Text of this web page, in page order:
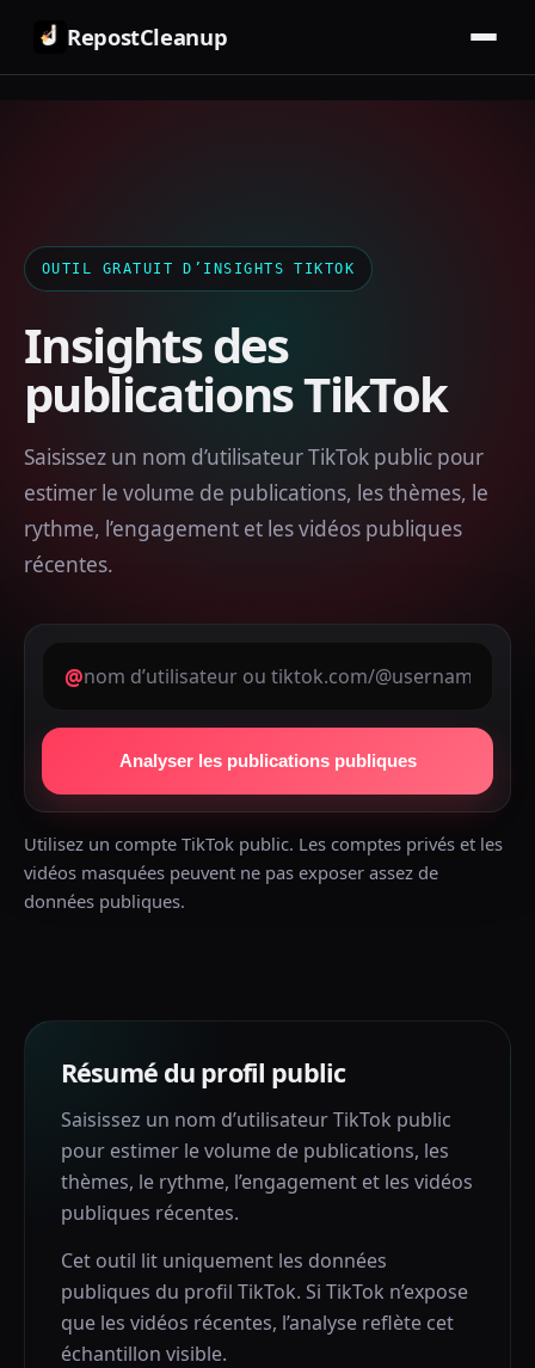
RepostCleanup
OUTIL GRATUIT D’INSIGHTS TIKTOK
Insights des
publications TikTok
Saisissez un nom d’utilisateur TikTok public pour
estimer le volume de publications, les thèmes, le
rythme, l’engagement et les vidéos publiques
récentes.
@
Analyser les publications publiques
Utilisez un compte TikTok public. Les comptes privés et les
vidéos masquées peuvent ne pas exposer assez de
données publiques.
Résumé du profil public
Saisissez un nom d’utilisateur TikTok public
pour estimer le volume de publications, les
thèmes, le rythme, l’engagement et les vidéos
publiques récentes.
Cet outil lit uniquement les données
publiques du profil TikTok. Si TikTok n’expose
que les vidéos récentes, l’analyse reflète cet
échantillon visible.